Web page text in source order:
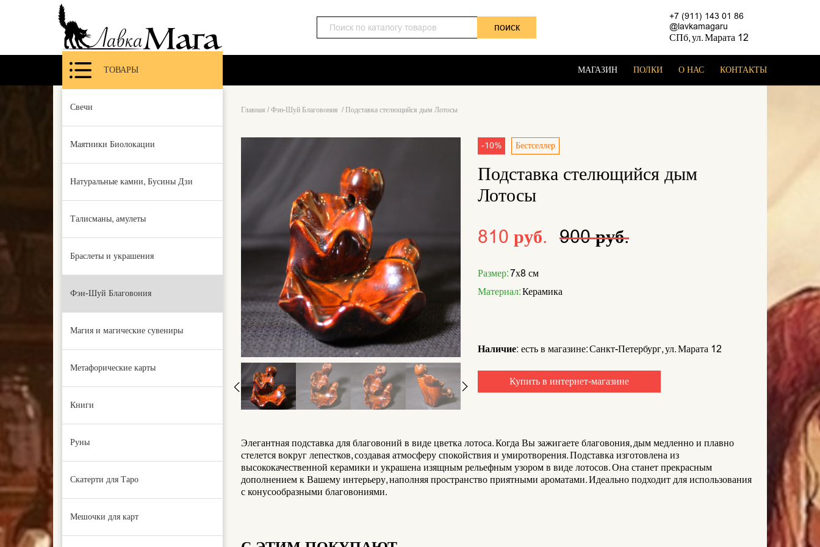
поиск
+7 (911) 143 01 86
@lavkamagaru
СПб, ул. Марата 12
ТОВАРЫ МАГАЗИН ПОЛКИ О НАС КОНТАКТЫ
Свечи
Маятники Биолокации
Натуральные камни, Бусины Дзи
Талисманы, амулеты
Браслеты и украшения
Фэн-Шуй Благовония
Магия и магические сувениры
Метафорические карты
Книги
Руны
Скатерти для Таро
Мешочки для карт
Главная / Фэн-Шуй Благовония / Подставка стелющийся дым Лотосы
-10% Бестселлер
Подставка стелющийся дым
Лотосы
810 руб.
900 руб.
Размер:7х8 см
Материал:Керамика
Наличие: есть в магазине: Санкт-Петербург, ул. Марата 12
Купить в интернет-магазине
Элегантная подставка для благовоний в виде цветка лотоса. Когда Вы зажигаете благовония, дым медленно и плавно
стелется вокруг лепестков, создавая атмосферу спокойствия и умиротворения. Подставка изготовлена из
высококачественной керамики и украшена изящным рельефным узором в виде лотосов. Она станет прекрасным
дополнением к Вашему интерьеру, наполняя пространство приятными ароматами. Идеально подходит для использования
с конусообразными благовониями.